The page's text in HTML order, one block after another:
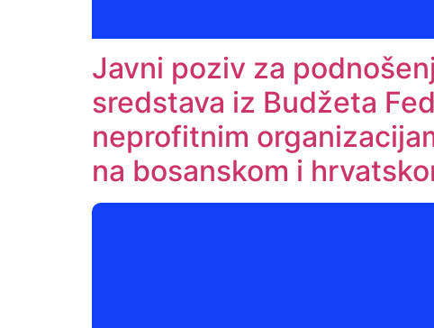
Javni poziv za
sredstava iz Budžeta
neprofitnim
na bosanskom i